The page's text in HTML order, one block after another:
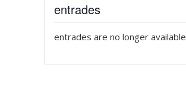
entrades
entrades are no longer available